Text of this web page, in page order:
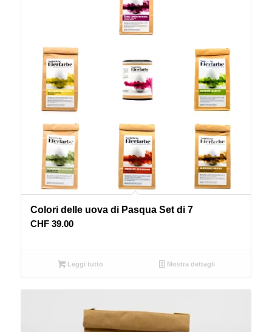
Colori delle uova di Pasqua Set di 7
CHF39.00
Leggi tutto Mostra dettagli